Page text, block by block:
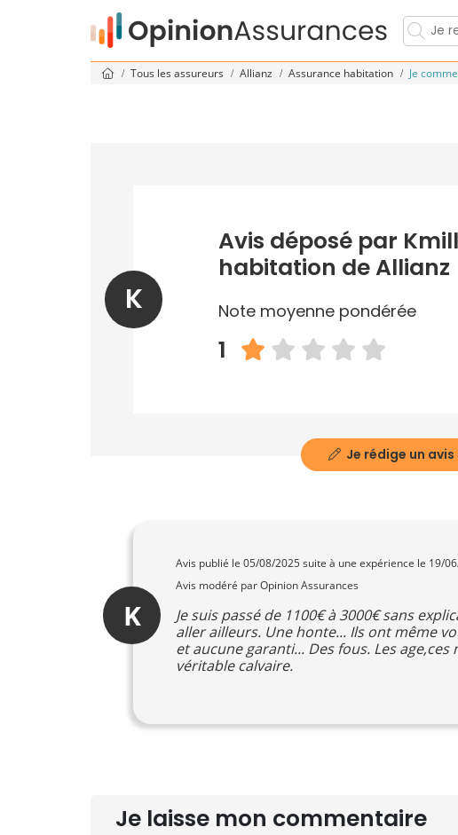
Tous les assureurs Allianz Assurance habitation Je
K
Avis déposé par
habitation de Allianz
Note moyenne pondérée
1
Je rédige un
K
Avis publié le 05/08/2025 suite à une expérience le 19/
Avis modéré par Opinion Assurances
Je suis passé de 1100€ à 3000€ sans
aller ailleurs. Une honte... Ils ont même
et aucune garanti... Des fous. Les
véritable calvaire.
Je laisse mon commentaire